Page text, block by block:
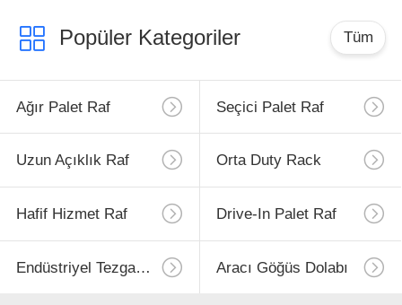
Popüler Kategoriler Tüm
Ağır Palet Raf Seçici Palet Raf
Uzun Açıklık Raf Orta Duty Rack
Hafif Hizmet Raf Drive-In Palet Raf
Endüstriyel Tezgahları Aracı Göğüs Dolabı